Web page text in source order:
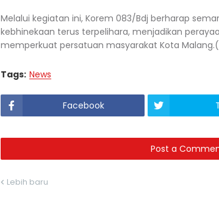
Melalui kegiatan ini, Korem 083/Bdj berharap
kebhinekaan terus terpelihara, menjadikan
memperkuat persatuan masyarakat Kota
Tags: News
Facebook
Post a
Lebih baru